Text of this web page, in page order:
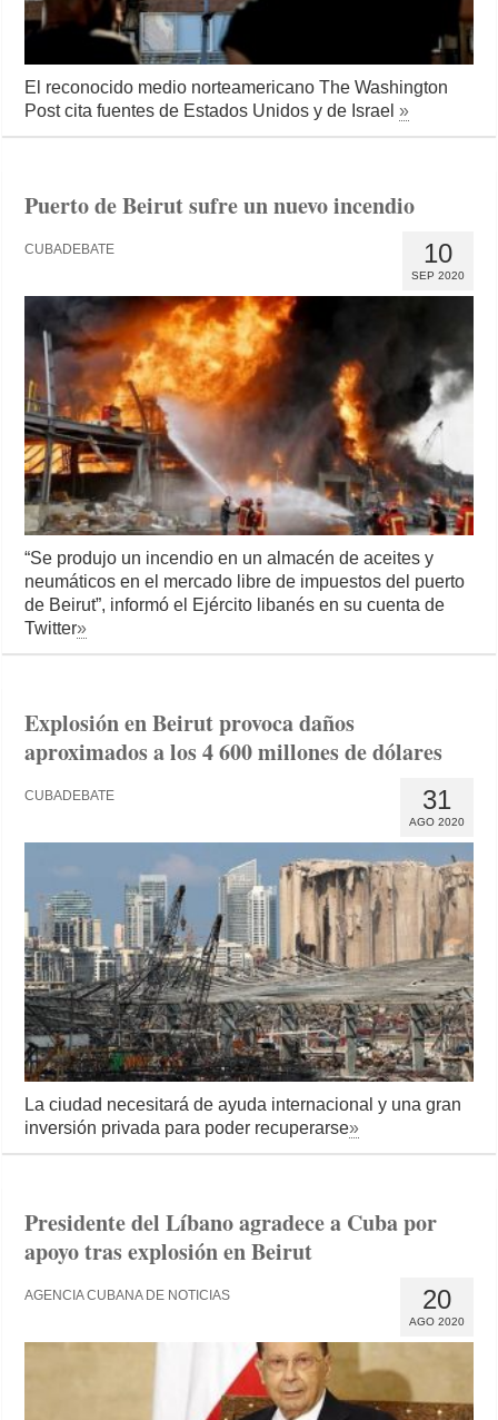
El reconocido medio norteamericano The Washington
Post cita fuentes de Estados Unidos y de Israel»
Puerto de Beirut sufre un nuevo incendio
10
SEP 2020
CUBADEBATE
“Se produjo un incendio en un almacén de aceites y
neumáticos en el mercado libre de impuestos del puerto
de Beirut”, informó el Ejército libanés en su cuenta de
Twitter»
Explosión en Beirut provoca daños
aproximados a los 4 600 millones de dólares
31
AGO 2020
CUBADEBATE
La ciudad necesitará de ayuda internacional y una gran
inversión privada para poder recuperarse»
Presidente del Líbano agradece a Cuba por
apoyo tras explosión en Beirut
20
AGO 2020
AGENCIA CUBANA DE NOTICIAS